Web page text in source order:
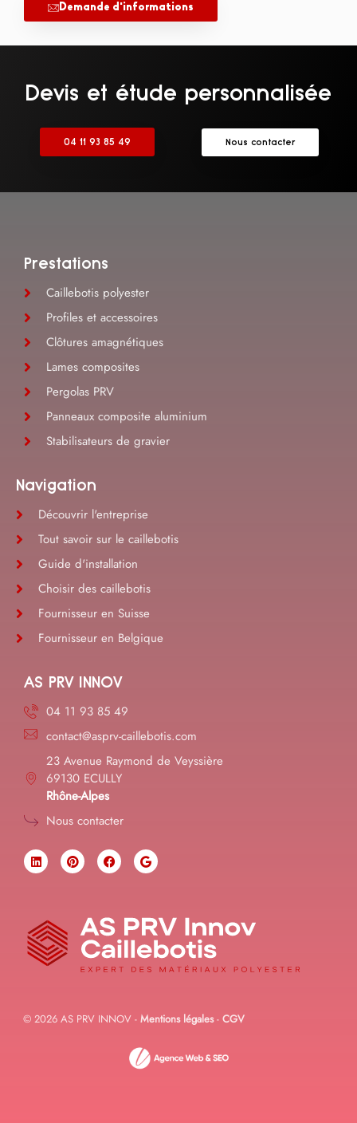
Demande d'informations
Devis et étude personnalisée
04 11 93 85 49 Nous contacter
Prestations
Caillebotis polyester
Profiles et accessoires
Clôtures amagnétiques
Lames composites
Pergolas PRV
Panneaux composite aluminium
Stabilisateurs de gravier
Navigation
Découvrir l'entreprise
Tout savoir sur le caillebotis
Guide d'installation
Choisir des caillebotis
Fournisseur en Suisse
Fournisseur en Belgique
AS PRV INNOV
04 11 93 85 49
contact@asprv-caillebotis.com
23 Avenue Raymond de Veyssière
69130 ECULLY
Rhône-Alpes
Nous contacter
© 2026 AS PRV INNOV - Mentions légales- CGV